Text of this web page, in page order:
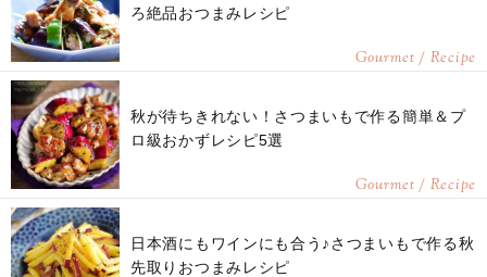
ろ絶品おつまみレシピ
Gourmet / Recipe
秋が待ちきれない！さつまいもで作る簡単＆プ
ロ級おかずレシピ5選
Gourmet / Recipe
日本酒にもワインにも合う♪さつまいもで作る秋
先取りおつまみレシピ